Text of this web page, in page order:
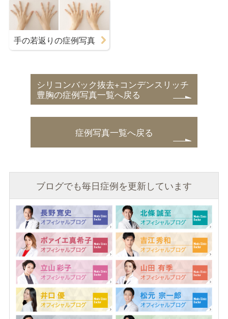
手の若返りの症例写真
シリコンバック抜去+コンデンスリッチ
豊胸の症例写真一覧へ戻る
症例写真一覧へ戻る
ブログでも毎日症例を更新しています